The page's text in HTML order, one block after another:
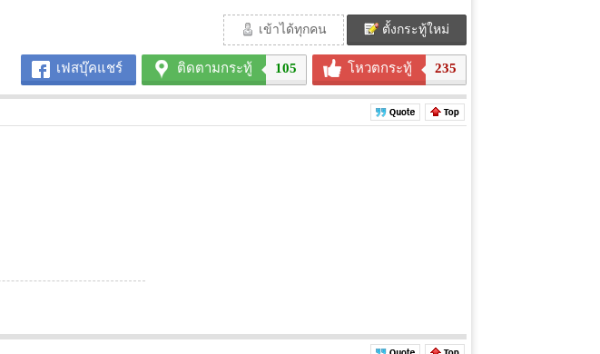
เข้าได้ทุกคน ตั้งกระทู้ใหม่
เฟสบุ๊คแชร์ ติดตามกระทู้ 105 โหวตกระทู้ 235